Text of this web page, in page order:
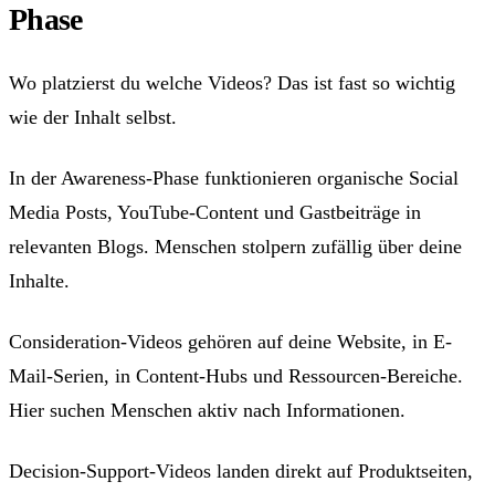
Phase
Wo platzierst du welche Videos? Das ist fast so wichtig
wie der Inhalt selbst.
In der Awareness-Phase funktionieren organische Social
Media Posts, YouTube-Content und Gastbeiträge in
relevanten Blogs. Menschen stolpern zufällig über deine
Inhalte.
Consideration-Videos gehören auf deine Website, in E-
Mail-Serien, in Content-Hubs und Ressourcen-Bereiche.
Hier suchen Menschen aktiv nach Informationen.
Decision-Support-Videos landen direkt auf Produktseiten,